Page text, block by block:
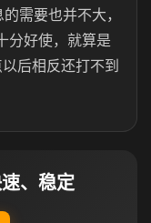
需要也并不大，
分好使，就算是
后相反还打不到
、稳定